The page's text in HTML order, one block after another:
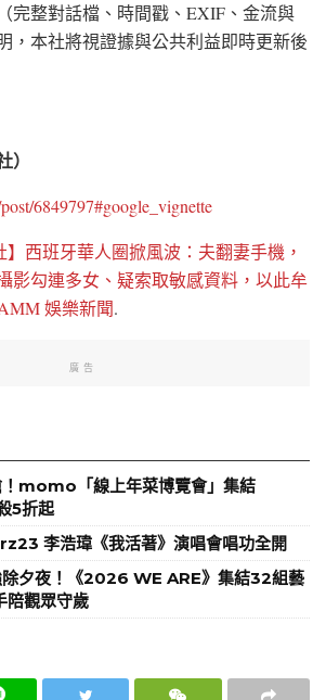
完整對話檔、時間戳、EXIF、金流與
，本社將視證據與公共利益即時更新後
6849797#google_vignette
】西班牙華人圈掀風波：夫翻妻手機，
影勾連多女、疑索取敏感資料，以此牟
娛樂新聞.
廣告
！momo「線上年菜博覽會」集結
5折起
李浩瑋《我活著》演唱會唱功全開
除夕夜！《2026 WE ARE》集結32組藝
陪觀眾守歲